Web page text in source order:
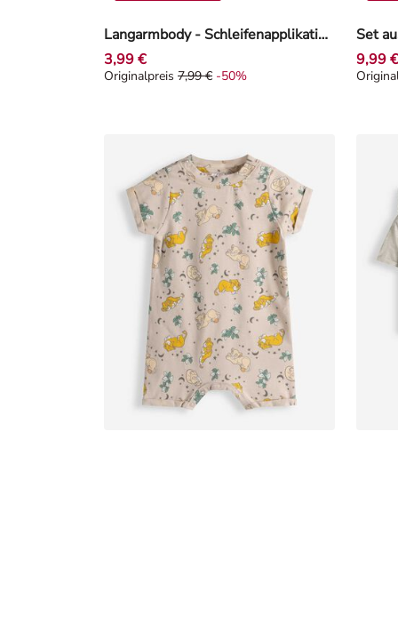
Langarmbody - Schleifenapplikation - Off-White
3,99 €
Originalpreis 7,99 €, Rabat -50%
Originalpreis 7,99 € -50%
9,99 €